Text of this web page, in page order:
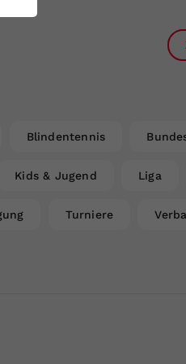
Blindentennis
Kids & Jugend Liga
Turniere